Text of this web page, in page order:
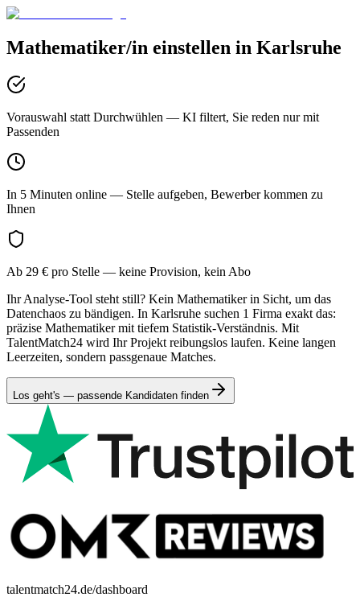
Mathematiker/in einstellen in Karlsruhe
Vorauswahl statt Durchwühlen — KI filtert, Sie reden nur mit
Passenden
In 5 Minuten online — Stelle aufgeben, Bewerber kommen zu
Ihnen
Ab 29 € pro Stelle — keine Provision, kein Abo
Ihr Analyse-Tool steht still? Kein Mathematiker in Sicht, um das
Datenchaos zu bändigen. In Karlsruhe suchen 1 Firma exakt das:
präzise Mathematiker mit tiefem Statistik-Verständnis. Mit
TalentMatch24 wird Ihr Projekt reibungslos laufen. Keine langen
Leerzeiten, sondern passgenaue Matches.
Los geht's — passende Kandidaten finden
talentmatch24.de/dashboard